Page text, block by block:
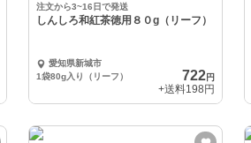
注文から3~16日で発送
しんしろ和紅茶徳用８０g（リーフ）
愛知県新城市
1袋80g入り（リーフ）
722円
+送料198円